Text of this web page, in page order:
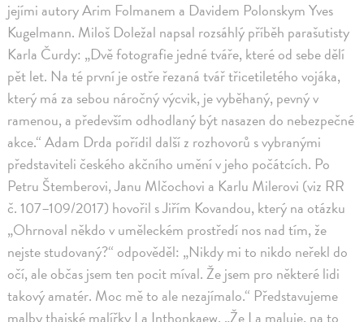
jejími autory Arim Folmanem a Davidem Polonskym Yves
Kugelmann. Miloš Doležal napsal rozsáhlý příběh parašutisty
Karla Čurdy: „Dvě fotografie jedné tváře, které od sebe dělí
pět let. Na té první je ostře řezaná tvář třicetiletého vojáka,
který má za sebou náročný výcvik, je vyběhaný, pevný v
ramenou, a především odhodlaný být nasazen do nebezpečné
akce.“ Adam Drda pořídil další z rozhovorů s vybranými
představiteli českého akčního umění v jeho počátcích. Po
Petru Štemberovi, Janu Mlčochovi a Karlu Milerovi (viz RR
č. 107–109/2017) hovořil s Jiřím Kovandou, který na otázku
„Ohrnoval někdo v uměleckém prostředí nos nad tím, že
nejste studovaný?“ odpověděl: „Nikdy mi to nikdo neřekl do
očí, ale občas jsem ten pocit míval. Že jsem pro některé lidi
takový amatér. Moc mě to ale nezajímalo.“ Představujeme
malby thajské malířky La Inthonkaew. „Že La maluje, na to